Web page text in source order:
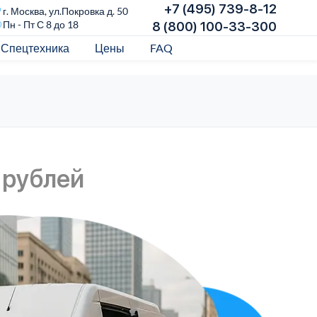
г. Москва, ул.Покровка д. 50
Пн - Пт С 8 до 18
+7 (495) 739-8-12
8 (800) 100-33-300
Спецтехника Цены FAQ